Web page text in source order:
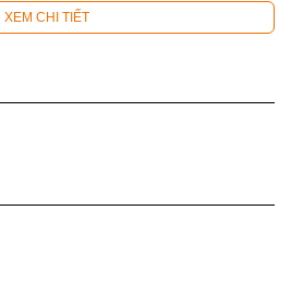
XEM CHI TIẾT